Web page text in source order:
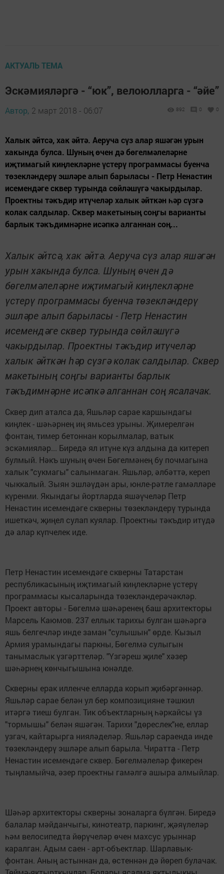
АКТУАЛЬ ТЕМА
Эскәмияләргә - “юк”, велоюлларга - “әйе”
Автор, 2 март 2018 - 06:07 892 0 0
Халык әйтсә, хак әйтә. Аеруча сүз алар яшәгән урын
хакында булса. Шуның өчен дә бөгелмәлеләрне
иҗтимагый киңлекләрне үстерү программасы буенча
төзекләндерү эшләре алып барыласы - Петр Ненастин
исемендәге сквер турында сөйләшүгә чакырдылар.
Проектны тәкъдир итүчеләр халык әйткән һәр сүзгә
колак салдылар. Сквер макетының соңгы варианты
барлык тәкъдимнәрне исәпкә алганнан соң...
Халык әйтсә, хак әйтә. Аеруча сүз алар яшәгән
урын хакында булса. Шуның өчен дә
бөгелмәлеләрне иҗтимагый киңлекләрне
үстерү программасы буенча төзекләндерү
эшләре алып барыласы - Петр Ненастин
исемендәге сквер турында сөйләшүгә
чакырдылар. Проектны тәкъдир итүчеләр
халык әйткән һәр сүзгә колак салдылар. Сквер
макетының соңгы варианты барлык
тәкъдимнәрне исәпкә алганнан соң ясалачак.
Сквер дип аталса да, Яшьләр сарае каршындагы
киңлек - шәһәрнең иң ямьсез урыны. Җимерелгән
фонтан, тимер бетоннан корылмалар, ватык
эскәмияләр... Биредә ял итүне күз алдына да китереп
булмый. Нәкъ шуның өчен Бөгелмәнең бу почмагына
халык "сукмагы" салынмаган. Яшьләр, әлбәттә, кереп
чыккалый. Зыян эшләүдән ары, юнле-рәтле гамәлләре
күренми. Якындагы йортларда яшәүчеләр Петр
Ненастин исемендәге скверны төзекләндерү турында
ишеткәч, җиңел сулап куялар. Проектны тәкъдир итүдә
дә алар күпчелек иде.
Петр Ненастин исемендәге скверны Татарстан
республикасының иҗтимагый киңлекләрне үстерү
программасы кысаларында төзекләндерәчәкләр.
Проект авторы - Бөгелмә шәһәренең баш архитекторы
Марсель Каюмов. 237 еллык тарихы булган шәһәргә
яшь белгечләр инде заман "сулышын" өрде. Кызыл
Армия урамындагы паркны, Бөгелмә сулыгын
танымаслык үзгәрттеләр. "Үзгәреш җиле" хәзер
шәһәрнең көнчыгышына юнәлде.
Скверны ерак илленче елларда корып җибәргәннәр.
Яшьләр сарае белән ул бер композицияне тәшкил
итәргә тиеш булган. Тик объектларның һәркайсы үз
"тормышы" белән яшәгән. Тарихи "дөреслек"не, еллар
узгач, кайтарырга нияләделәр. Яшьләр сараенда инде
төзекләндерү эшләре алып барыла. Чиратта - Петр
Ненастин исемендәге сквер. Бөгелмәлеләр фикерен
тыңламыйча, әзер проектны гамәлгә ашыра алмыйлар.
Шәһәр архитекторы скверны зоналарга бүлгән. Биредә
балалар мәйданчыгы, кинотеатр, паркинг, җәяүлеләр
һәм велосипедта йөрүчеләр өчен махсус урыннар
каралган. Адым саен - арт-объектлар. Шарлавык-
фонтан. Аның астыннан да, өстеннән дә йөреп булачак.